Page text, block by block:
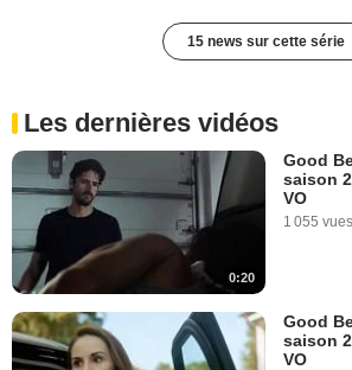
15 news sur cette série
Les dernières vidéos
0:20
Good
saison
VO
1 055 vues
Good
saison
VO